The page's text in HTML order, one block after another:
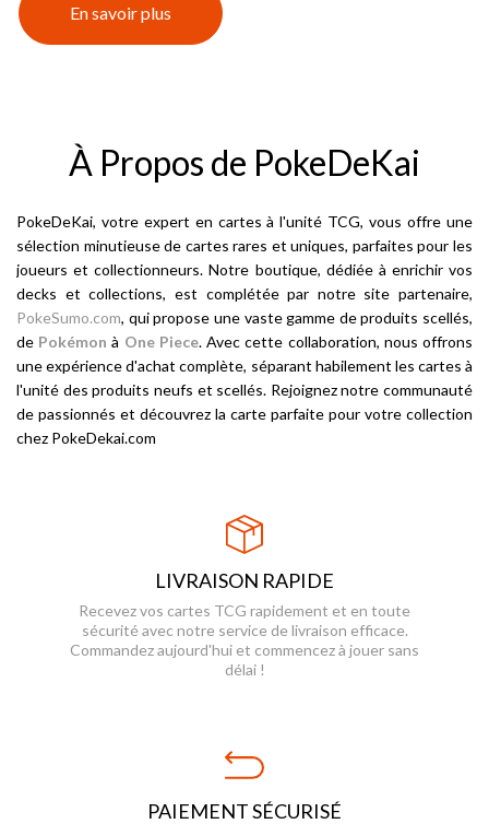
En savoir plus
À Propos de PokeDeKai
PokeDeKai, votre expert en cartes à l'unité TCG, vous offre une
sélection minutieuse de cartes rares et uniques, parfaites pour les
joueurs et collectionneurs. Notre boutique, dédiée à enrichir vos
decks et collections, est complétée par notre site partenaire,
PokeSumo.com, qui propose une vaste gamme de produits scellés,
de Pokémon à One Piece. Avec cette collaboration, nous offrons
une expérience d'achat complète, séparant habilement les cartes à
l'unité des produits neufs et scellés. Rejoignez notre communauté
de passionnés et découvrez la carte parfaite pour votre collection
chez PokeDekai.com
LIVRAISON RAPIDE
Recevez vos cartes TCG rapidement et en toute
sécurité avec notre service de livraison efficace.
Commandez aujourd'hui et commencez à jouer sans
délai !
PAIEMENT SÉCURISÉ